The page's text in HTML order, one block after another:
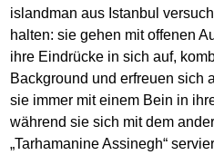
islandman aus Istanbul
halten: sie gehen mit offenen
ihre Eindrücke in sich auf,
Background und erfreuen sich
sie immer mit einem Bein in
während sie sich mit dem
„Tarhamanine Assinegh“